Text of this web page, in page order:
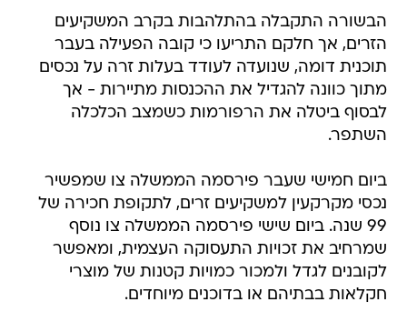
הבשורה התקבלה בהתלהבות בקרב המשקיעים
הזרים, אך חלקם התריעו כי קובה הפעילה בעבר
תוכנית דומה, שנועדה לעודד בעלות זרה על נכסים
מתוך כוונה להגדיל את ההכנסות מתיירות - אך
לבסוף ביטלה את הרפורמות כשמצב הכלכלה
השתפר.
ביום חמישי שעבר פירסמה הממשלה צו שמפשיר
נכסי מקרקעין למשקיעים זרים, לתקופת חכירה של
99 שנה. ביום שישי פירסמה הממשלה צו נוסף
שמרחיב את זכויות התעסוקה העצמית, ומאפשר
לקובנים לגדל ולמכור כמויות קטנות של מוצרי
חקלאות בבתיהם או בדוכנים מיוחדים.